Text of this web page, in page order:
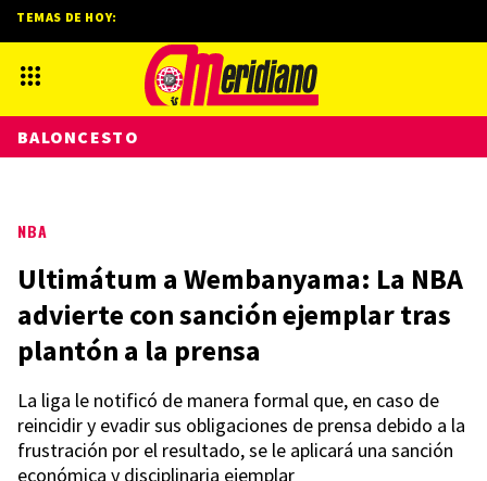
NBA
Ultimátum a Wembanyama: La NBA
advierte con sanción ejemplar tras
plantón a la prensa
La liga le notificó de manera formal que, en caso de
reincidir y evadir sus obligaciones de prensa debido a la
frustración por el resultado, se le aplicará una sanción
económica y disciplinaria ejemplar
TEMAS DE HOY:
BALONCESTO